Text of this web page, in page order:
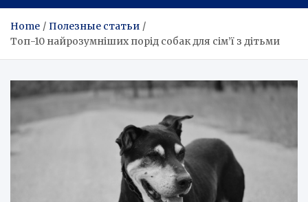
Home
Полезные статьи
Топ-10 найрозумніших порід собак для сім’ї з дітьми